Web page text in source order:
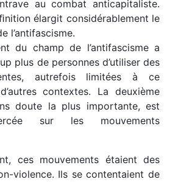
au combat anticapitaliste.
élargit considérablement le
l’antifascisme.
du champ de l’antifascisme a
plus de personnes d’utiliser des
autrefois limitées à ce
contextes. La deuxième
doute la plus importante, est
sur les mouvements
ces mouvements étaient des
violence. Ils se contentaient de